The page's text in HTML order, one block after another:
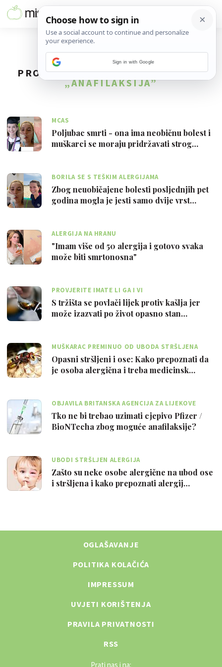
PRONAĐENO7REZULTATA ZA TAG
„ANAFILAKSIJA”
MCAS
Poljubac smrti - ona ima neobičnu bolest i
muškarci se moraju pridržavati strog…
BORILA SE S TEŠKIM ALERGIJAMA
Zbog neuobičajene bolesti posljednjih pet
godina mogla je jesti samo dvije vrst…
ALERGIJA NA HRANU
"Imam više od 50 alergija i gotovo svaka
može biti smrtonosna"
PROVJERITE IMATE LI GA I VI
S tržišta se povlači lijek protiv kašlja jer
može izazvati po život opasno stan…
MUŠKARAC PREMINUO OD UBODA STRŠLJENA
Opasni stršljeni i ose: Kako prepoznati da
je osoba alergična i treba medicinsk…
OBJAVILA BRITANSKA AGENCIJA ZA LIJEKOVE
Tko ne bi trebao uzimati cjepivo Pfizer /
BioNTecha zbog moguće anafilaksije?
UBODI STRŠLJEN ALERGIJA
Zašto su neke osobe alergične na ubod ose
i stršljena i kako prepoznati alergij…
OGLAŠAVANJE
POLITIKA KOLAČIĆA
IMPRESSUM
UVJETI KORIŠTENJA
PRAVILA PRIVATNOSTI
RSS
Prati nas i na:
Sign in with Google